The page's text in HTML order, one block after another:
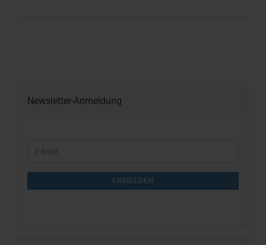
Newsletter-Anmeldung
ANMELDEN